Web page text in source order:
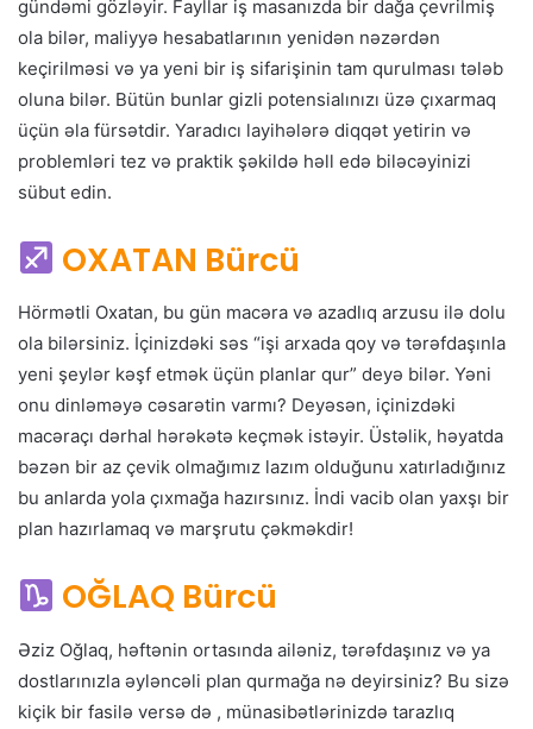
gündəmi gözləyir. Fayllar iş masanızda bir dağa çevrilmiş
ola bilər, maliyyə hesabatlarının yenidən nəzərdən
keçirilməsi və ya yeni bir iş sifarişinin tam qurulması tələb
oluna bilər. Bütün bunlar gizli potensialınızı üzə çıxarmaq
üçün əla fürsətdir. Yaradıcı layihələrə diqqət yetirin və
problemləri tez və praktik şəkildə həll edə biləcəyinizi
sübut edin.
OXATAN Bürcü
Hörmətli Oxatan, bu gün macəra və azadlıq arzusu ilə dolu
ola bilərsiniz. İçinizdəki səs “işi arxada qoy və tərəfdaşınla
yeni şeylər kəşf etmək üçün planlar qur” deyə bilər. Yəni
onu dinləməyə cəsarətin varmı? Deyəsən, içinizdəki
macəraçı dərhal hərəkətə keçmək istəyir. Üstəlik, həyatda
bəzən bir az çevik olmağımız lazım olduğunu xatırladığınız
bu anlarda yola çıxmağa hazırsınız. İndi vacib olan yaxşı bir
plan hazırlamaq və marşrutu çəkməkdir!
OĞLAQ Bürcü
Əziz Oğlaq, həftənin ortasında ailəniz, tərəfdaşınız və ya
dostlarınızla əyləncəli plan qurmağa nə deyirsiniz? Bu sizə
kiçik bir fasilə versə də , münasibətlərinizdə tarazlıq